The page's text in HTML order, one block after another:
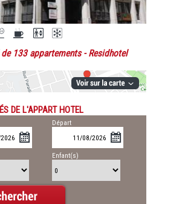
133 appartements- Residhotel
DE L'APPART HOTEL
Départ
Enfant(s)